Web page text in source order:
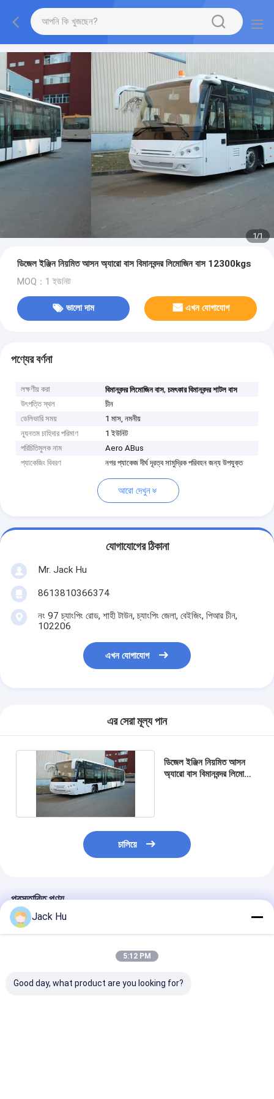
1/1
ডিজেল ইঞ্জিন নিয়মিত আসন অ্যারো বাস বিমানবন্দর লিমোজিন বাস 12300kgs
MOQ：1 ইউনিট
ভালো দাম এখন যোগাযোগ
পণ্যের বর্ণনা
লক্ষণীয় করা বিমানবন্দর লিমোজিন বাস,চমৎকার বিমানবন্দর শাটল বাস
উৎপত্তি স্থল
চীন
ডেলিভারি সময়
1 মাস, নমনীয়
ন্যূনতম চাহিদার পরিমাণ
1 ইউনিট
পরিচিতিমুলক নাম
Aero ABus
প্যাকেজিং বিবরণ
নগর প্যাকেজ দীর্ঘ দূরত্ব সামুদ্রিক পরিবহন জন্য উপযুক্ত
আরো দেখুন
যোগাযোগের ঠিকানা
Mr. Jack Hu
8613810366374
নং 97 চ্যাংপিং রোড, শাহী টাউন, চ্যাংপিং জেলা, বেইজিং, পিআর চীন,
102206
এখন যোগাযোগ
এর সেরা মূল্য পান
ডিজেল ইঞ্জিন নিয়মিত আসন
অ্যারো বাস বিমানবন্দর লিমোজিন
চালিয়ে
প্রস্তাবিত পণ্য
Jack Hu
5:12 PM
Good day, what product are you looking for?